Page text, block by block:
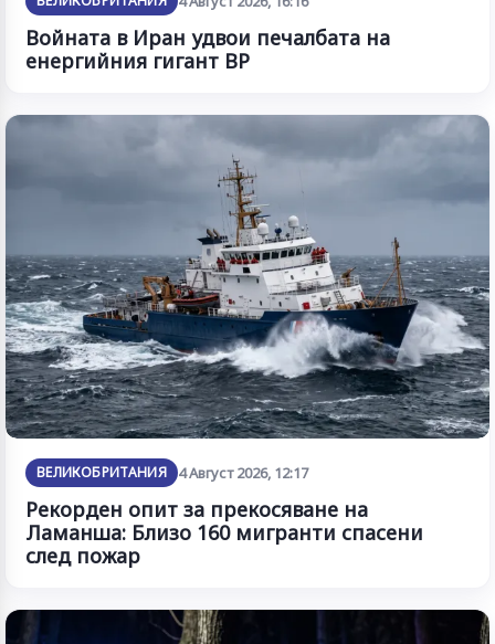
Войната в Иран удвои печалбата на
енергийния гигант BP
ВЕЛИКОБРИТАНИЯ 4 Август 2026, 12:17
Рекорден опит за прекосяване на
Ламанша: Близо 160 мигранти спасени
след пожар